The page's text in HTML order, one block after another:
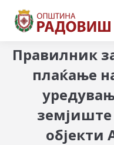
Правилник
плаќање
земјиште
објекти